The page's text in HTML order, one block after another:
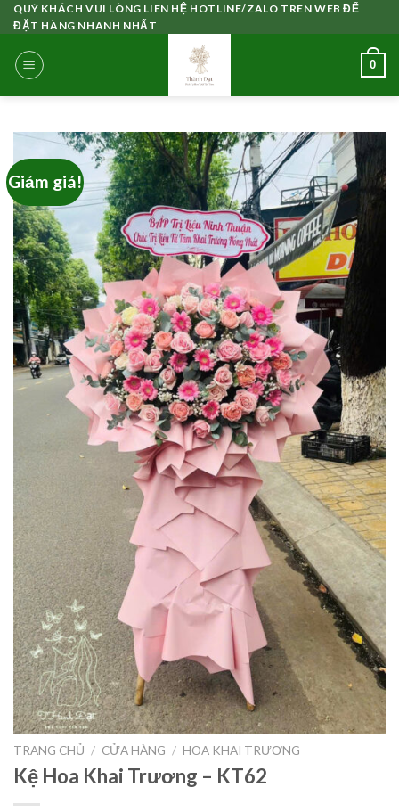
Skip
to
content
QUÝ KHÁCH VUI LÒNG LIÊN HỆ HOTLINE/ZALO TRÊN WEB ĐỂ
ĐẶT HÀNG NHANH NHẤT
0
Giảm giá!
TRANG CHỦ / CỬA HÀNG / HOA KHAI TRƯƠNG
Kệ Hoa Khai Trương – KT62